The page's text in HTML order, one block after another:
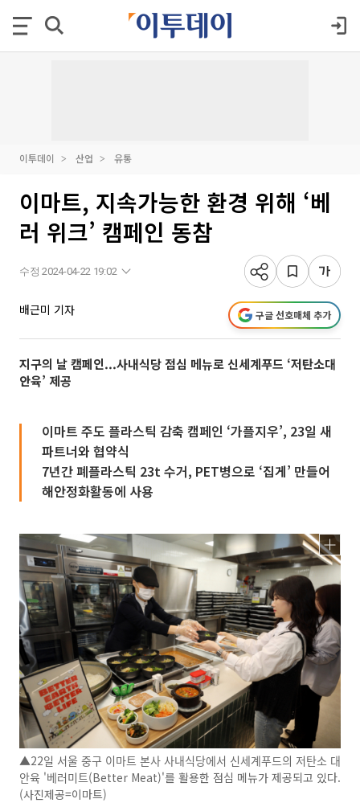
이투데이 산업 유통
이마트, 지속가능한 환경 위해 ‘베
러 위크’ 캠페인 동참
수정 2024-04-22 19:02
배근미 기자 구글 선호매체 추가
지구의 날 캠페인...사내식당 점심 메뉴로 신세계푸드 ‘저탄소대
안육’ 제공
이마트 주도 플라스틱 감축 캠페인 ‘가플지우’, 23일 새
파트너와 협약식
7년간 폐플라스틱 23t 수거, PET병으로 ‘집게’ 만들어
해안정화활동에 사용
▲22일 서울 중구 이마트 본사 사내식당에서 신세계푸드의 저탄소 대
안육 '베러미트(Better Meat)'를 활용한 점심 메뉴가 제공되고 있다.
(사진제공=이마트)